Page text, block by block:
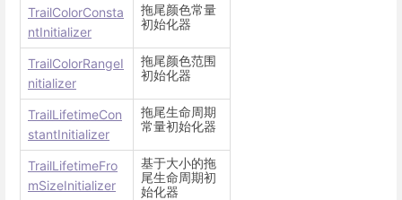
TrailColorConsta
ntInitializer
拖尾颜色常量
初始化器
TrailColorRangeI
nitializer
拖尾颜色范围
初始化器
TrailLifetimeCon
stantInitializer
拖尾生命周期
常量初始化器
TrailLifetimeFro
mSizeInitializer
基于大小的拖
尾生命周期初
始化器